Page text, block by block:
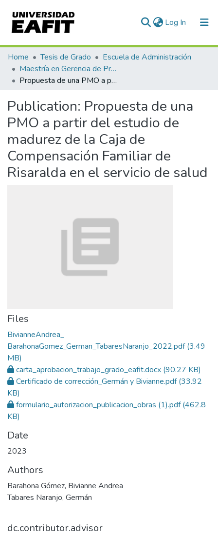
Log In (current)
Communities & Collections
All of DSpace
Home Tesis de Grado
Escuela de Administración
Maestría en Gerencia de Proyectos (Tesis)
Propuesta de una PMO a partir del estudio de madurez de la Caja de Compensación Familiar de Risaralda en el servicio de salud
Publication: Propuesta de una
PMO a partir del estudio de
madurez de la Caja de
Compensación Familiar de
Risaralda en el servicio de salud
Files
BivianneAndrea_
BarahonaGomez_German_TabaresNaranjo_2022.pdf(3.49
MB)
carta_aprobacion_trabajo_grado_eafit.docx (90.27 KB)
Certificado de corrección_Germán y Bivianne.pdf(33.92
KB)
formulario_autorizacion_publicacion_obras (1).pdf(462.8
KB)
Date
2023
Authors
Barahona Gómez, Bivianne Andrea
Tabares Naranjo, Germán
dc.contributor.advisor